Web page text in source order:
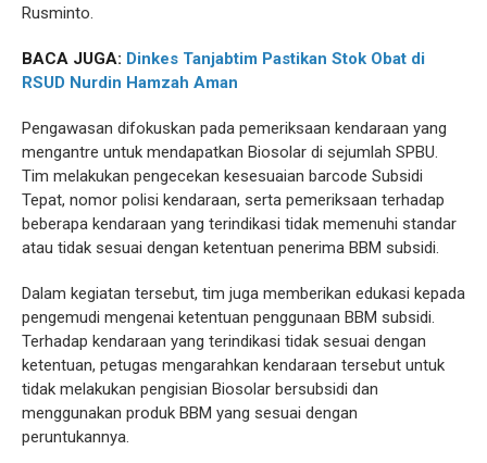
Rusminto.
BACA JUGA: Dinkes Tanjabtim Pastikan Stok Obat di
RSUD Nurdin Hamzah Aman
Pengawasan difokuskan pada pemeriksaan kendaraan yang
mengantre untuk mendapatkan Biosolar di sejumlah SPBU.
Tim melakukan pengecekan kesesuaian barcode Subsidi
Tepat, nomor polisi kendaraan, serta pemeriksaan terhadap
beberapa kendaraan yang terindikasi tidak memenuhi standar
atau tidak sesuai dengan ketentuan penerima BBM subsidi.
Dalam kegiatan tersebut, tim juga memberikan edukasi kepada
pengemudi mengenai ketentuan penggunaan BBM subsidi.
Terhadap kendaraan yang terindikasi tidak sesuai dengan
ketentuan, petugas mengarahkan kendaraan tersebut untuk
tidak melakukan pengisian Biosolar bersubsidi dan
menggunakan produk BBM yang sesuai dengan
peruntukannya.